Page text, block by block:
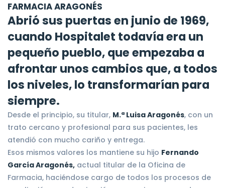
FARMACIA ARAGONÉS
Abrió sus puertas en junio de 1969,
cuando Hospitalet todavía era un
pequeño pueblo, que empezaba a
afrontar unos cambios que, a todos
los niveles, lo transformarían para
siempre.
Desde el principio, su titular, M.ª Luisa Aragonés, con un
trato cercano y profesional para sus pacientes, les
atendió con mucho cariño y entrega.
Esos mismos valores los mantiene su hijo Fernando
García Aragonés, actual titular de la Oficina de
Farmacia, haciéndose cargo de todos los procesos de